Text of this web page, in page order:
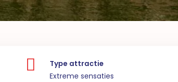
Type attractie
Extreme sensaties